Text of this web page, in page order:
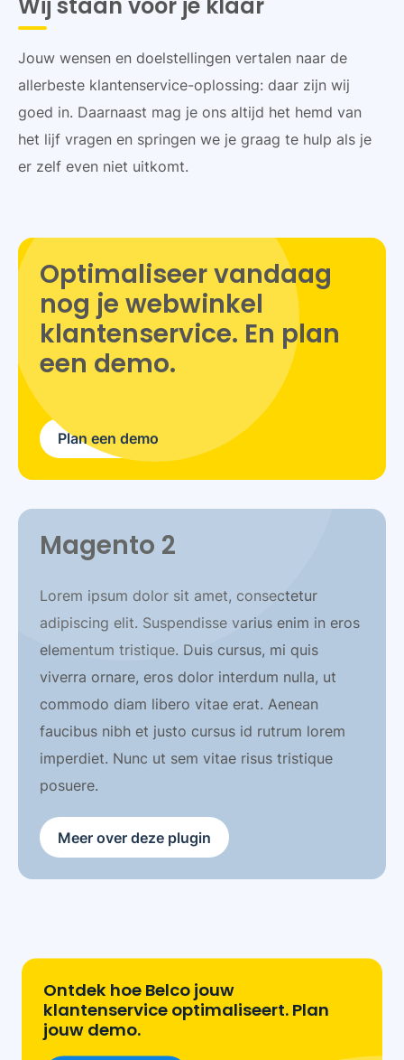
Jouw wensen en doelstellingen vertalen naar de
allerbeste klantenservice-oplossing: daar zijn wij
goed in. Daarnaast mag je ons altijd het hemd van
het lijf vragen en springen we je graag te hulp als je
er zelf even niet uitkomt.
Optimaliseer vandaag
nog je webwinkel
klantenservice. En plan
een demo.
Plan een demo
Magento 2
Lorem ipsum dolor sit amet, consectetur
adipiscing elit. Suspendisse varius enim in eros
elementum tristique. Duis cursus, mi quis
viverra ornare, eros dolor interdum nulla, ut
commodo diam libero vitae erat. Aenean
faucibus nibh et justo cursus id rutrum lorem
imperdiet. Nunc ut sem vitae risus tristique
posuere.
Meer over deze plugin
Ontdek hoe Belco jouw
klantenservice optimaliseert. Plan
jouw demo.